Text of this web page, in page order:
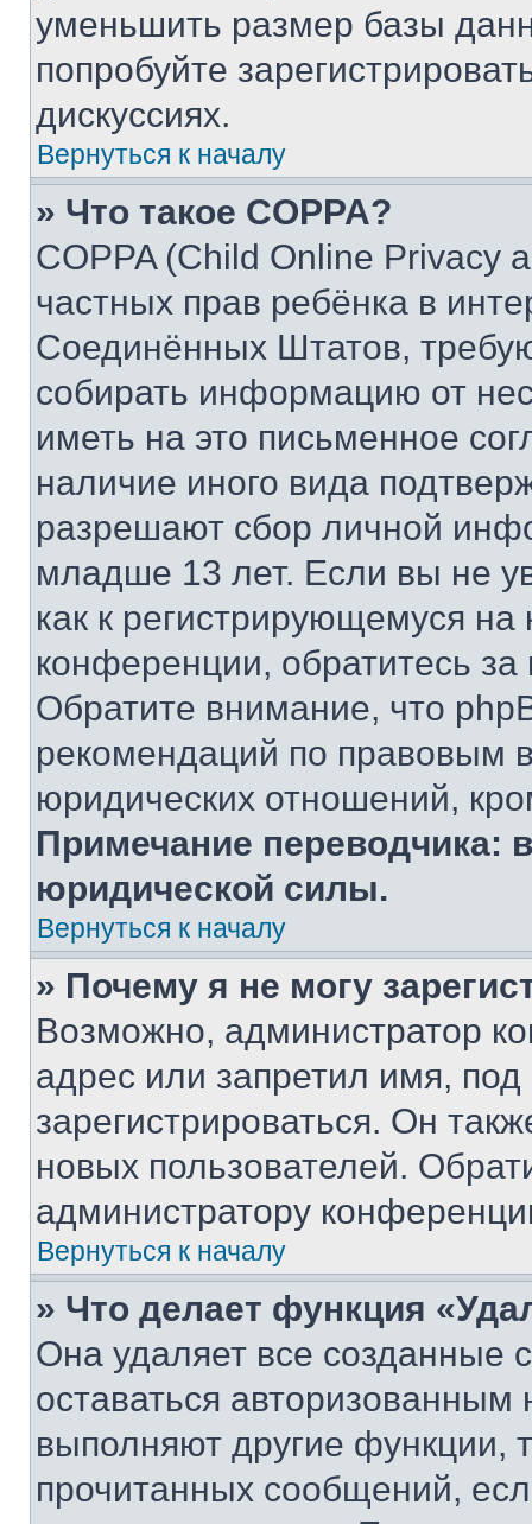
уменьшить размер базы
попробуйте
дискуссиях.
Вернуться к началу
» Что такое COPPA?
COPPA (Child Online Privacy
частных прав ребёнка в
Соединённых Штатов,
собирать информацию от
иметь на это письменное
наличие иного вида
разрешают сбор личной
младше 13 лет. Если вы не
как к регистрирующемуся
конференции, обратитесь
Обратите внимание, что
рекомендаций по правовым
юридических отношений,
Примечание переводчика:
юридической силы.
Вернуться к началу
» Почему я не могу
Возможно, администратор
адрес или запретил имя,
зарегистрироваться. Он
новых пользователей.
администратору
Вернуться к началу
» Что делает функция
Она удаляет все созданные
оставаться
выполняют другие функции,
прочитанных сообщений,